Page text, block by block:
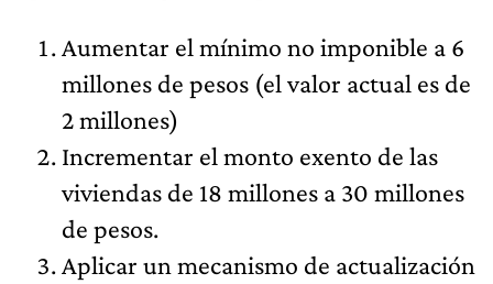
Aumentar el mínimo no imponible a 6
millones de pesos (el valor actual es de
2 millones)
Incrementar el monto exento de las
viviendas de 18 millones a 30 millones
de pesos.
Aplicar un mecanismo de actualización